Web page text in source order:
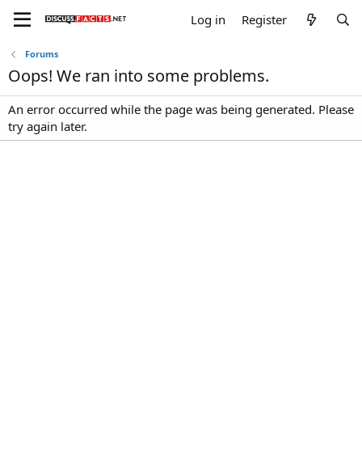
Log in Register
Forums
Oops! We ran into some problems.
An error occurred while the page was being generated. Please
try again later.